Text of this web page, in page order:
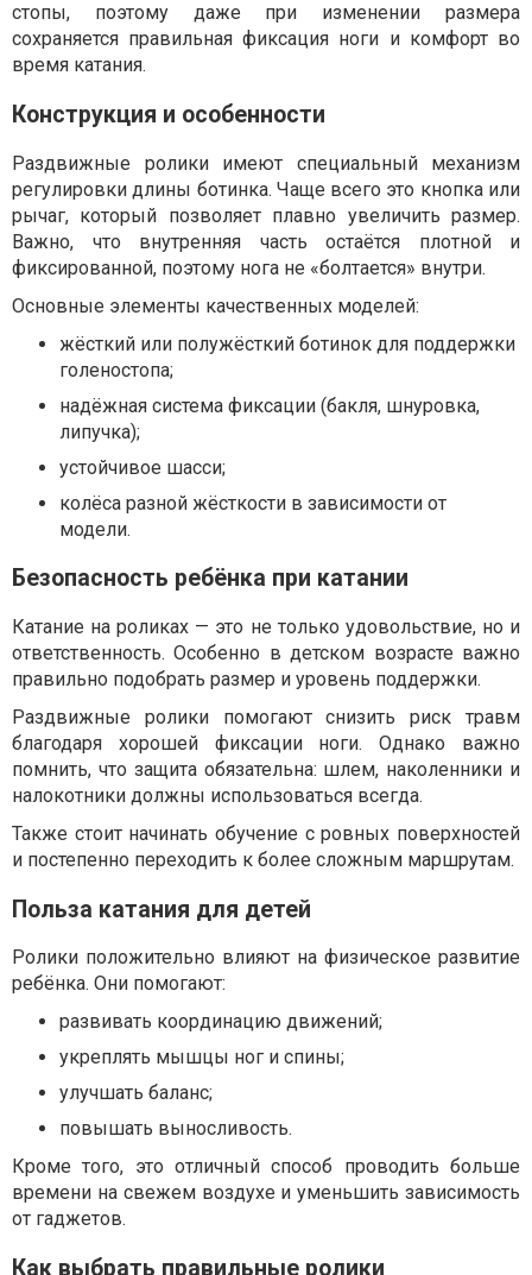
стопы, поэтому даже при изменении размера
сохраняется правильная фиксация ноги и комфорт во
время катания.
Конструкция и особенности
Раздвижные ролики имеют специальный механизм
регулировки длины ботинка. Чаще всего это кнопка или
рычаг, который позволяет плавно увеличить размер.
Важно, что внутренняя часть остаётся плотной и
фиксированной, поэтому нога не «болтается» внутри.
Основные элементы качественных моделей:
жёсткий или полужёсткий ботинок для поддержки
голеностопа;
надёжная система фиксации (бакля, шнуровка,
липучка);
устойчивое шасси;
колёса разной жёсткости в зависимости от
модели.
Безопасность ребёнка при катании
Катание на роликах — это не только удовольствие, но и
ответственность. Особенно в детском возрасте важно
правильно подобрать размер и уровень поддержки.
Раздвижные ролики помогают снизить риск травм
благодаря хорошей фиксации ноги. Однако важно
помнить, что защита обязательна: шлем, наколенники и
налокотники должны использоваться всегда.
Также стоит начинать обучение с ровных поверхностей
и постепенно переходить к более сложным маршрутам.
Польза катания для детей
Ролики положительно влияют на физическое развитие
ребёнка. Они помогают:
развивать координацию движений;
укреплять мышцы ног и спины;
улучшать баланс;
повышать выносливость.
Кроме того, это отличный способ проводить больше
времени на свежем воздухе и уменьшить зависимость
от гаджетов.
Как выбрать правильные ролики